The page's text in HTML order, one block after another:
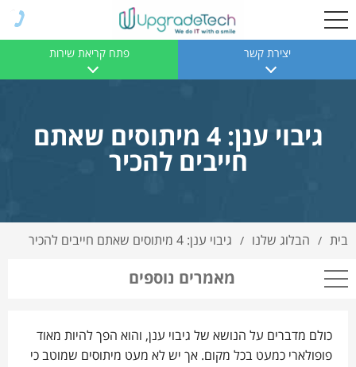
יצירת קשר פתח קריאת שירות
גיבוי ענן: 4 מיתוסים שאתם
חייבים להכיר
בית / הבלוג שלנו / גיבוי ענן: 4 מיתוסים שאתם חייבים להכיר
מאמרים נוספים
כולם מדברים על הנושא של גיבוי ענן, והוא הפך להיות מאוד
פופולארי כמעט בכל מקום. אך יש לא מעט מיתוסים שמוטב כי